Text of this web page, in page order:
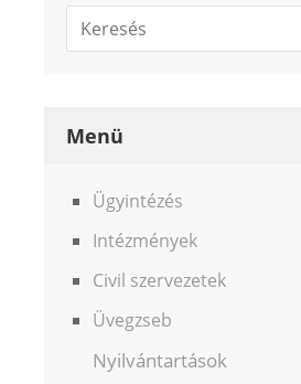
Menü
Ügyintézés
Intézmények
Civil szervezetek
Üvegzseb
Nyilvántartások